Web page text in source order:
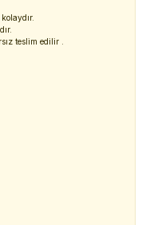
teslim edilir .